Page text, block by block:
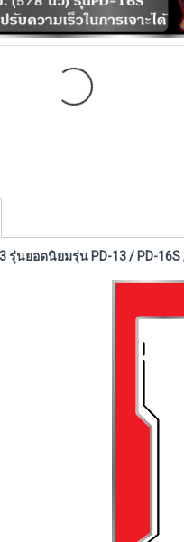
รุ่นยอดนิยมรุ่น PD-13 / PD-16S